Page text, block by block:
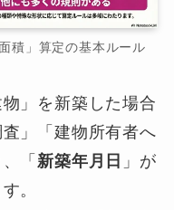
積」算定の基本ルール
」を新築した場合
」「建物所有者へ
「 新築年月日 」が
。